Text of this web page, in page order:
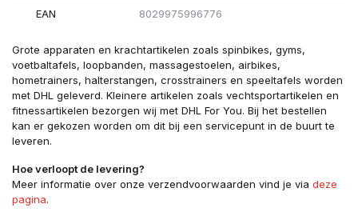
EAN 8029975996776
Grote apparaten en krachtartikelen zoals spinbikes, gyms,
voetbaltafels, loopbanden, massagestoelen, airbikes,
hometrainers, halterstangen, crosstrainers en speeltafels worden
met DHL geleverd. Kleinere artikelen zoals vechtsportartikelen en
fitnessartikelen bezorgen wij met DHL For You. Bij het bestellen
kan er gekozen worden om dit bij een servicepunt in de buurt te
leveren.
Hoe verloopt de levering?
Meer informatie over onze verzendvoorwaarden vind je via deze
pagina.